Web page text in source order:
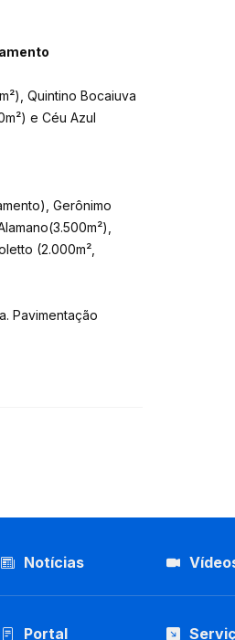
Quintino Bocaiuva
e Céu Azul
Gerônimo
(2.000m²,
Pavimentação
Notícias
Portal